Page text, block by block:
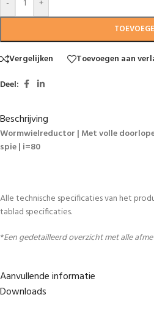
-
+
Vergelijken
Toevoegen aan
Deel:
Beschrijving
Wormwielreductor | Met volle
spie | i=80
Alle technische specificaties van het
tablad specificaties.
*Een gedetailleerd overzicht met alle
Aanvullende informatie
Downloads